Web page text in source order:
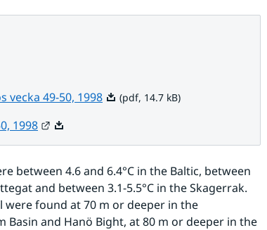
vecka 49-50, 1998Pdf, 14.7 kB.
(pdf, 14.7 kB)
1998 Länk till annan webbplats.
between 4.6 and 6.4°C in the Baltic, between
and between 3.1-5.5°C in the Skagerrak.
found at 70 m or deeper in the
and Hanö Bight, at 80 m or deeper in the